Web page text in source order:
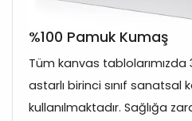
%100 Pamuk Kumaş
Tüm kanvas
astarlı birinci sınıf sanatsal
kullanılmaktadır. Sağlığa